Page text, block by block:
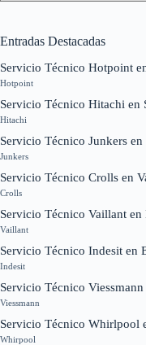
Entradas Destacadas
Servicio Técnico Hotpoint
Hotpoint
Servicio Técnico Hitachi en
Hitachi
Servicio Técnico Junkers
Junkers
Servicio Técnico Crolls en
Crolls
Servicio Técnico Vaillant
Vaillant
Servicio Técnico Indesit en
Indesit
Servicio Técnico
Viessmann
Servicio Técnico Whirlpool
Whirpool